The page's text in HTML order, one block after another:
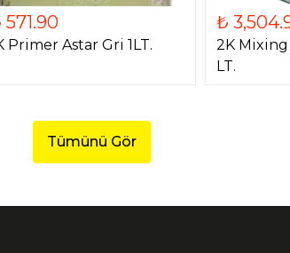
571.90
Primer Astar Gri 1LT.
₺
2K Mixing
LT.
Tümünü Gör